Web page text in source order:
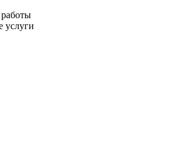
услуги